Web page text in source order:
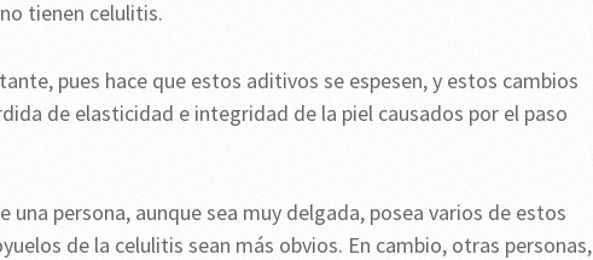
tienen celulitis.
pues hace que estos aditivos se espesen, y estos cambios
de elasticidad e integridad de la piel causados por el paso
una persona, aunque sea muy delgada, posea varios de estos
de la celulitis sean más obvios. En cambio, otras personas,